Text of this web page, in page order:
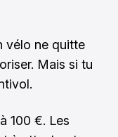
vélo ne quitte
Mais si tu
100 €. Les